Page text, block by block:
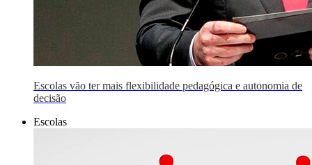
Escolas vão ter mais flexibilidade pedagógica e autonomia de
decisão
Escolas